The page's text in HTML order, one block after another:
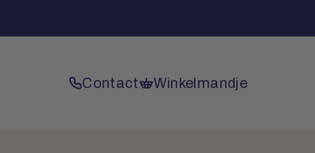
Contact Winkelmandje